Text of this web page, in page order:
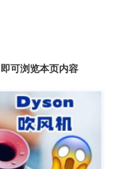
即可浏览本页内容